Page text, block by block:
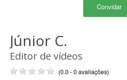
Convidar
Júnior C.
Editor de vídeos
(0.0 - 0 avaliações)